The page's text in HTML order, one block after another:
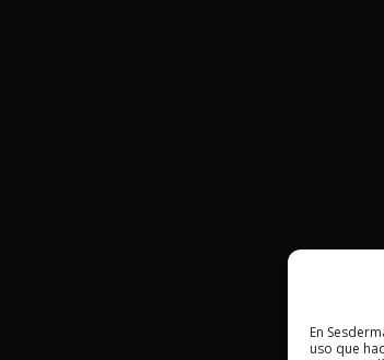
En
uso que